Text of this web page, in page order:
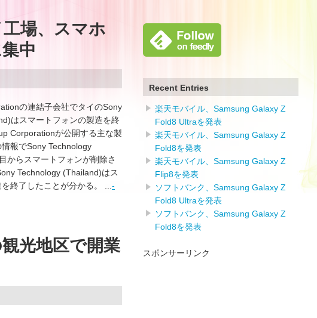
場、スマホ
中
の連結子会社でタイのSony
はスマートフォンの製造を終
Corporationが公開する主な製
報でSony Technology
からスマートフォンが削除さ
Technology (Thailand)はス
終了したことが分かる。 ... -
光地区で開業
Recent Entries
楽天モバイル、Samsung Galaxy Z
Fold8 Ultraを発表
楽天モバイル、Samsung Galaxy Z
Fold8を発表
楽天モバイル、Samsung Galaxy Z
Flip8を発表
ソフトバンク、Samsung Galaxy Z
Fold8 Ultraを発表
ソフトバンク、Samsung Galaxy Z
Fold8を発表
スポンサーリンク